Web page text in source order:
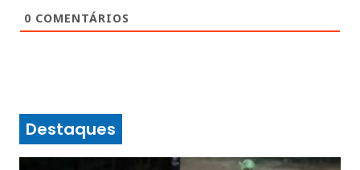
0 COMENTÁRIOS
Destaques